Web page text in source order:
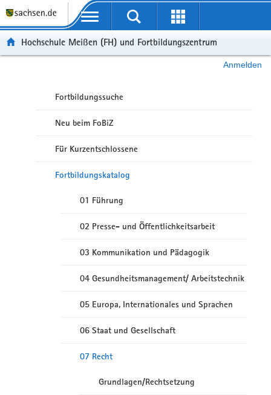
Portalübergreifende Navigation
Hochschule Meißen (FH) und Fortbildungszentrum
Anmelden
Fortbildungssuche
Neu beim FoBiZ
Für Kurzentschlossene
Fortbildungskatalog
01 Führung
02 Presse- und Öffentlichkeitsarbeit
03 Kommunikation und Pädagogik
04 Gesundheitsmanagement/ Arbeitstechnik
05 Europa, Internationales und Sprachen
06 Staat und Gesellschaft
07 Recht
Grundlagen/Rechtsetzung